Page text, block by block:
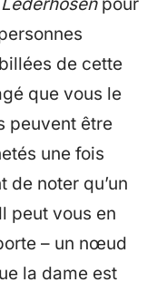
de cette
que vous le
peuvent être
une fois
de noter qu’un
peut vous en
– un nœud
la dame est